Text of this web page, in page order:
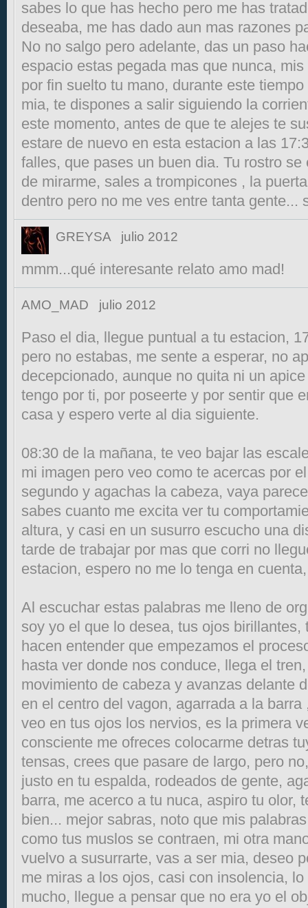
sabes lo que has hecho pero me has
deseaba, me has dado aun mas razones
No no salgo pero adelante, das un paso
espacio estas pegada mas que nunca,
por fin suelto tu mano, durante este
mia, te dispones a salir siguiendo la
este momento, antes de que te alejes te
estare de nuevo en esta estacion a las
falles, que pases un buen dia. Tu rostro
de mirarme, sales a trompicones , la
dentro pero no me ves entre tanta gente...
GREYSA julio 2012
mmm...qué interesante relato amo mad!
AMO_MAD julio 2012
Paso el dia, llegue puntual a tu estacion,
pero no estabas, me sente a esperar, no
decepcionado, aunque no quita ni un
tengo por ti, por poseerte y por sentir que
casa y espero verte al dia siguiente.
08:30 de la mañana, te veo bajar las
mi imagen pero veo como te acercas por
segundo y agachas la cabeza, vaya
sabes cuanto me excita ver tu
altura, y casi en un susurro escucho una
tarde de trabajar por mas que corri no
estacion, espero no me lo tenga en
Al escuchar estas palabras me lleno de
soy yo el que lo desea, tus ojos birillantes,
hacen entender que empezamos el
hasta ver donde nos conduce, llega el
movimiento de cabeza y avanzas delante
en el centro del vagon, agarrada a la
veo en tus ojos los nervios, es la primera
consciente me ofreces colocarme detras
tensas, crees que pasare de largo, pero
justo en tu espalda, rodeados de gente,
barra, me acerco a tu nuca, aspiro tu olor,
bien... mejor sabras, noto que mis
como tus muslos se contraen, mi otra
vuelvo a susurrarte, vas a ser mia, deseo
me miras a los ojos, casi con insolencia,
mucho, llegue a pensar que no era yo el